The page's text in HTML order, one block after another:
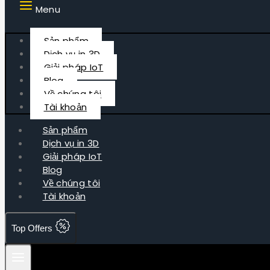
Menu
Sản phẩm
Dịch vụ in 3D
Giải pháp IoT
Blog
Về chúng tôi
Tài khoản
Sản phẩm
Dịch vụ in 3D
Giải pháp IoT
Blog
Về chúng tôi
Tài khoản
Top Offers